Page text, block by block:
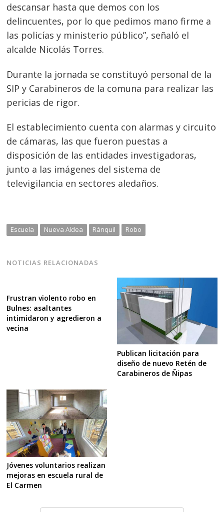
descansar hasta que demos con los
delincuentes, por lo que pedimos mano firme a
las policías y ministerio público”, señaló el
alcalde Nicolás Torres.
Durante la jornada se constituyó personal de la
SIP y Carabineros de la comuna para realizar las
pericias de rigor.
El establecimiento cuenta con alarmas y circuito
de cámaras, las que fueron puestas a
disposición de las entidades investigadoras,
junto a las imágenes del sistema de
televigilancia en sectores aledaños.
Escuela Nueva Aldea Ránquil Robo
NOTICIAS RELACIONADAS
Frustran violento robo en
Bulnes: asaltantes
intimidaron y agredieron a
vecina
Publican licitación para
diseño de nuevo Retén de
Carabineros de Ñipas
Jóvenes voluntarios realizan
mejoras en escuela rural de
El Carmen
Navegación
de
entradas